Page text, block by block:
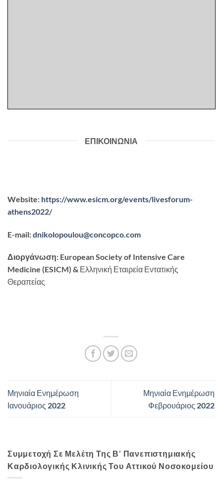
ΕΠΙΚΟΙΝΩΝΙΑ
Website: https://www.esicm.org/events/livesforum-
athens2022/
E-mail:dnikolopoulou@concopco.com
Διοργάνωση: European Society of Intensive Care
Medicine (ESICM) & Ελληνική Εταιρεία Εντατικής
Θεραπείας
Μηνιαία Ενημέρωση
Ιανουάριος 2022
Μηνιαία Ενημέρωση
Φεβρουάριος 2022
Συμμετοχή Σε Μελέτη Της Β’ Πανεπιστημιακής
Καρδιολογικής Κλινικής Του Αττικού Νοσοκομείου